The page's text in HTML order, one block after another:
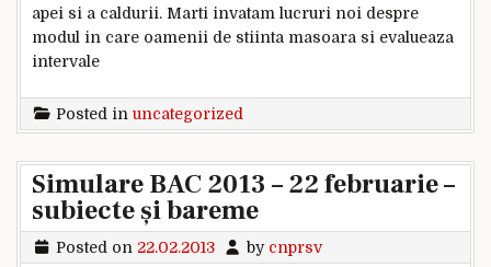
apei si a caldurii. Marti invatam lucruri noi despre
modul in care oamenii de stiinta masoara si evalueaza
intervale
Posted in uncategorized
Simulare BAC 2013 – 22 februarie –
subiecte și bareme
Posted on 22.02.2013 by cnprsv